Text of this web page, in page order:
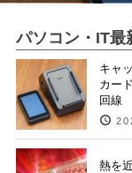
パソコン・IT最
キャ
カー
回線
熱を